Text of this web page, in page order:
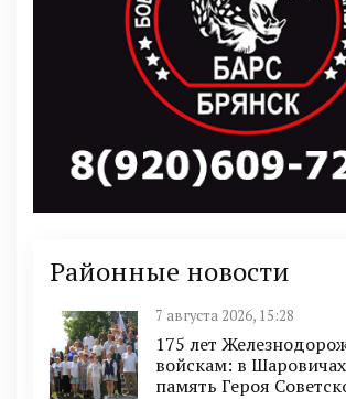
Районные новости
7 августа 2026, 15:28
175 лет
войскам: в
память Героя